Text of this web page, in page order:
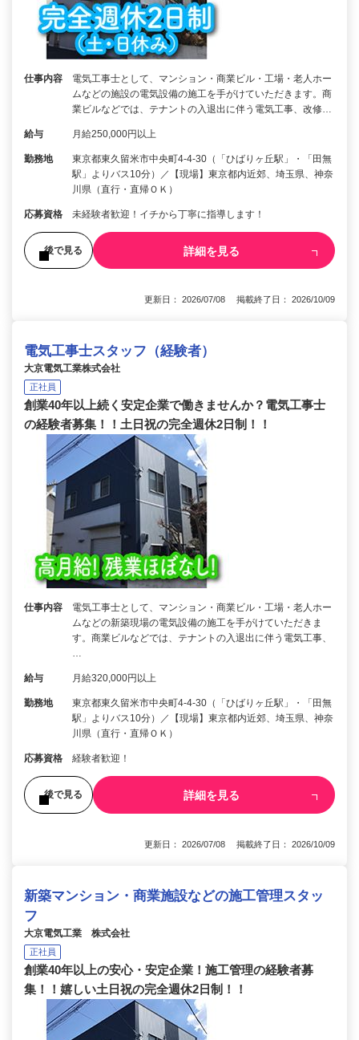
仕事内容
電気工事士として、マンション・商業ビル・工場・老人ホー
ムなどの施設の電気設備の施工を手がけていただきます。商
業ビルなどでは、テナントの入退出に伴う電気工事、改修…
給与 月給250,000円以上
勤務地
東京都東久留米市中央町4-4-30（「ひばりヶ丘駅」・「田無
駅」よりバス10分）／【現場】東京都内近郊、埼玉県、神奈
川県（直行・直帰ＯＫ）
応募資格 未経験者歓迎！イチから丁寧に指導します！
後で見る 詳細を見る
更新日： 2026/07/08 掲載終了日： 2026/10/09
電気工事士スタッフ（経験者）
大京電気工業株式会社
正社員
創業40年以上続く安定企業で働きませんか？電気工事士
の経験者募集！！土日祝の完全週休2日制！！
仕事内容
電気工事士として、マンション・商業ビル・工場・老人ホー
ムなどの新築現場の電気設備の施工を手がけていただきま
す。商業ビルなどでは、テナントの入退出に伴う電気工事、
…
給与 月給320,000円以上
勤務地
東京都東久留米市中央町4-4-30（「ひばりヶ丘駅」・「田無
駅」よりバス10分）／【現場】東京都内近郊、埼玉県、神奈
川県（直行・直帰ＯＫ）
応募資格 経験者歓迎！
後で見る 詳細を見る
更新日： 2026/07/08 掲載終了日： 2026/10/09
新築マンション・商業施設などの施工管理スタッ
フ
大京電気工業 株式会社
正社員
創業40年以上の安心・安定企業！施工管理の経験者募
集！！嬉しい土日祝の完全週休2日制！！